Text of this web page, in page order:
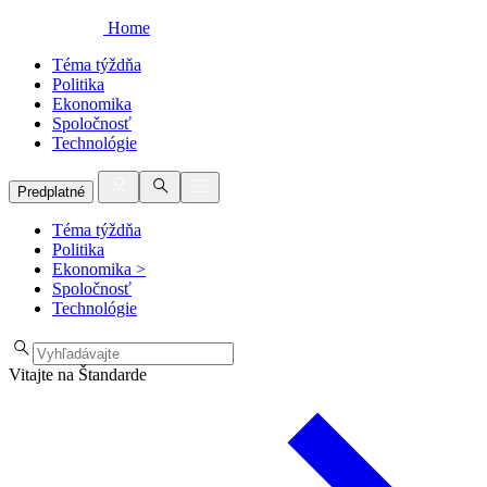
Home
Téma týždňa
Politika
Ekonomika
Spoločnosť
Technológie
Predplatné
Téma týždňa
Politika
Ekonomika >
Spoločnosť
Technológie
Vitajte na Štandarde